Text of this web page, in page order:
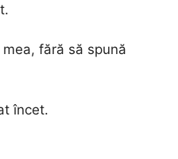
fără să spună
încet.